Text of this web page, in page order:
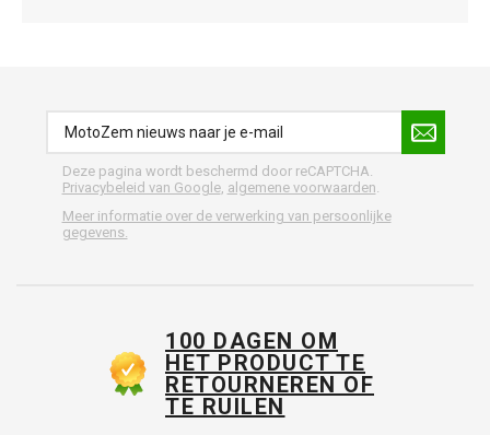
Deze pagina wordt beschermd door reCAPTCHA.
Privacybeleid van Google, algemene voorwaarden
Meer informatie over de verwerking van persoonlijke
gegevens.
100 DAGEN OM
HET PRODUCT TE
RETOURNEREN OF
TE RUILEN